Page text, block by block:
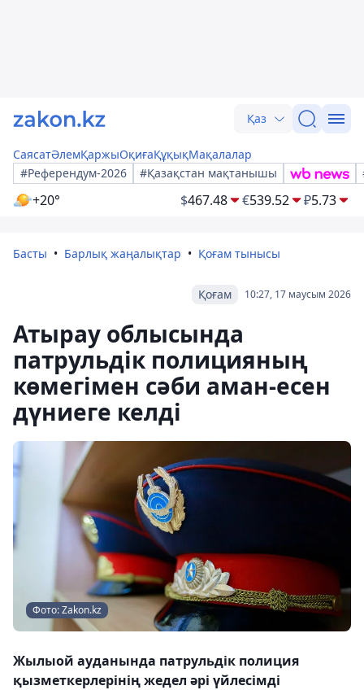
Қаз
СаясатӘлемҚаржыОқиғаҚұқықМақалалар
#Референдум-2026
#Қазақстан мақтанышы
+20° $467.48 €539.52 ₽5.73
Басты Барлық жаңалықтар Қоғам тынысы
10:27, 17 маусым 2026
Қоғам
Атырау облысында
патрульдік полицияның
көмегімен сәби аман-есен
дүниеге келді
Фото: Zakon.kz
Жылыой ауданында патрульдік полиция
қызметкерлерінің жедел әрі үйлесімді